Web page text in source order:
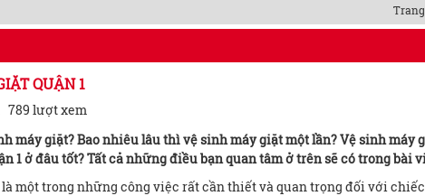
QUẬN 1
789 lượt xem
máy giặt? Bao nhiêu lâu thì vệ sinh máy giặt một lần? Vệ sinh máy
1 ở đâu tốt? Tất cả những điều bạn quan tâm ở trên sẽ có trong bài
một trong những công việc rất cần thiết và quan trọng đối với